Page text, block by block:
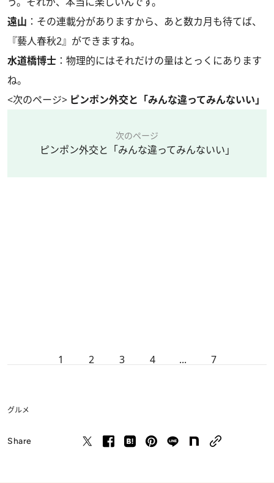
遠山 ：その連載分がありますから、あと数カ月も待てば、
『藝人春秋2』ができますね。
水道橋博士 ：物理的にはそれだけの量はとっくにあります
ね。
<次のページ> ピンポン外交と「みんな違ってみんないい」
次のページ
ピンポン外交と「みんな違ってみんないい」
1 2 3 4 ... 7
グルメ
Share